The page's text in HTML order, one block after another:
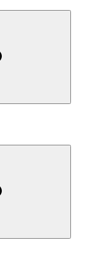
り組み（日本）
み（米国/英語）